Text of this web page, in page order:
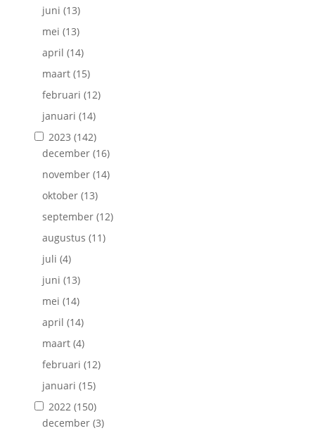
juni (13)
mei (13)
april (14)
maart(15)
februari (12)
januari (14)
2023 (142)
december(16)
november(14)
oktober(13)
september(12)
augustus (11)
juli (4)
juni (13)
mei (14)
april (14)
maart(4)
februari (12)
januari (15)
2022(150)
december(3)